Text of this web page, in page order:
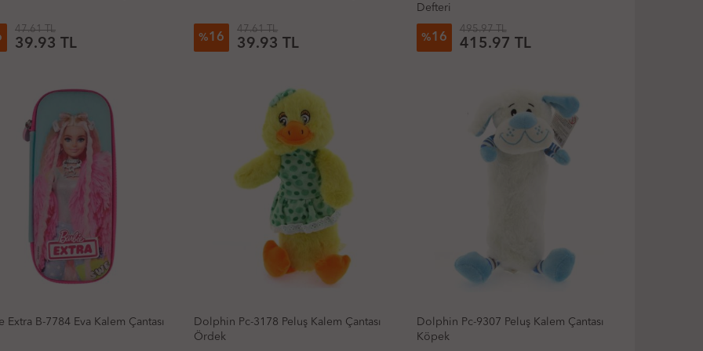
47.61 TL
39.93 TL %16
47.61 TL
39.93 TL
Defteri
%16
495.97 TL
415.97 TL
Extra B-7784 Eva Kalem Çantası
Dolphin Pc-3178 Peluş Kalem Çantası
Ördek
Dolphin Pc-9307 Peluş Kalem Çantası
Köpek